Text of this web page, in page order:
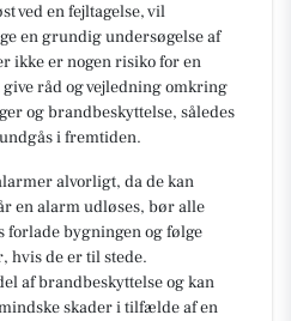
ved en fejltagelse, vil
en grundig undersøgelse af
ikke er nogen risiko for en
råd og vejledning omkring
og brandbeskyttelse, således
i fremtiden.
alvorligt, da de kan
en alarm udløses, bør alle
forlade bygningen og følge
hvis de er til stede.
af brandbeskyttelse og kan
skader i tilfælde af en